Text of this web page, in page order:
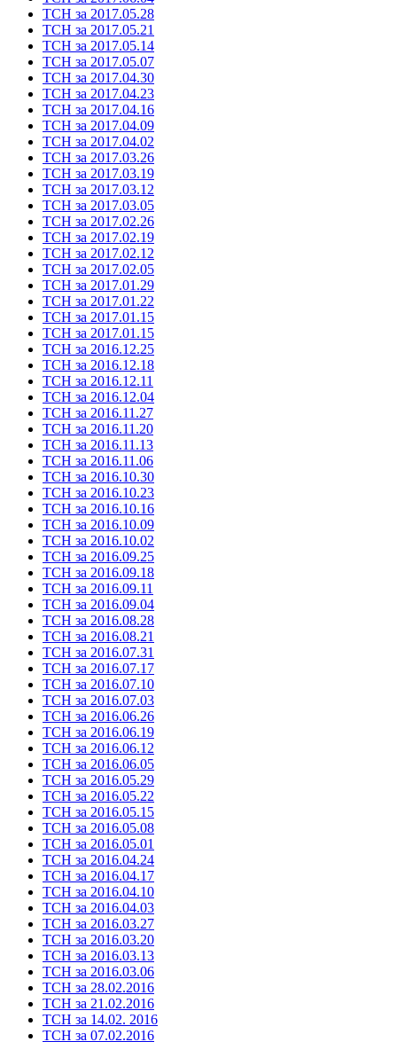
ТСН за 2017.05.28
ТСН за 2017.05.21
ТСН за 2017.05.14
ТСН за 2017.05.07
ТСН за 2017.04.30
ТСН за 2017.04.23
ТСН за 2017.04.16
ТСН за 2017.04.09
ТСН за 2017.04.02
ТСН за 2017.03.26
ТСН за 2017.03.19
ТСН за 2017.03.12
ТСН за 2017.03.05
ТСН за 2017.02.26
ТСН за 2017.02.19
ТСН за 2017.02.12
ТСН за 2017.02.05
ТСН за 2017.01.29
ТСН за 2017.01.22
ТСН за 2017.01.15
ТСН за 2017.01.15
ТСН за 2016.12.25
ТСН за 2016.12.18
ТСН за 2016.12.11
ТСН за 2016.12.04
ТСН за 2016.11.27
ТСН за 2016.11.20
ТСН за 2016.11.13
ТСН за 2016.11.06
ТСН за 2016.10.30
ТСН за 2016.10.23
ТСН за 2016.10.16
ТСН за 2016.10.09
ТСН за 2016.10.02
ТСН за 2016.09.25
ТСН за 2016.09.18
ТСН за 2016.09.11
ТСН за 2016.09.04
ТСН за 2016.08.28
ТСН за 2016.08.21
ТСН за 2016.07.31
ТСН за 2016.07.17
ТСН за 2016.07.10
ТСН за 2016.07.03
ТСН за 2016.06.26
ТСН за 2016.06.19
ТСН за 2016.06.12
ТСН за 2016.06.05
ТСН за 2016.05.29
ТСН за 2016.05.22
ТСН за 2016.05.15
ТСН за 2016.05.08
ТСН за 2016.05.01
ТСН за 2016.04.24
ТСН за 2016.04.17
ТСН за 2016.04.10
ТСН за 2016.04.03
ТСН за 2016.03.27
ТСН за 2016.03.20
ТСН за 2016.03.13
ТСН за 2016.03.06
ТСН за 28.02.2016
ТСН за 21.02.2016
ТСН за 14.02. 2016
ТСН за 07.02.2016